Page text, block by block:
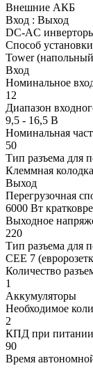
Внешние АКБ
Вход : Выход
DC-AC
Способ
Tower
Вход
Номинальное
12
Диапазон
9,5 - 16,5 В
Номинальная
50
Тип разъема для
Клеммная колодка
Выход
Перегрузочная
6000 Вт
Выходное
220
Тип разъема для
CEE 7
Количество
1
Аккумуляторы
Необходимое
2
КПД при питании
90
Время